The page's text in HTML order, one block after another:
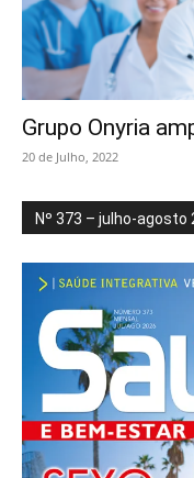
Grupo Onyria
20 de Julho, 2022
Nº 373 – julho-agosto